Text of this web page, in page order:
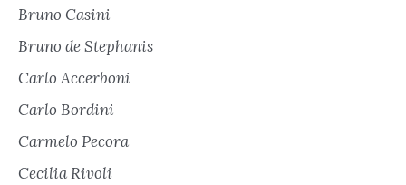
Bruno Casini
Bruno de Stephanis
Carlo Accerboni
Carlo Bordini
Carmelo Pecora
Cecilia Rivoli